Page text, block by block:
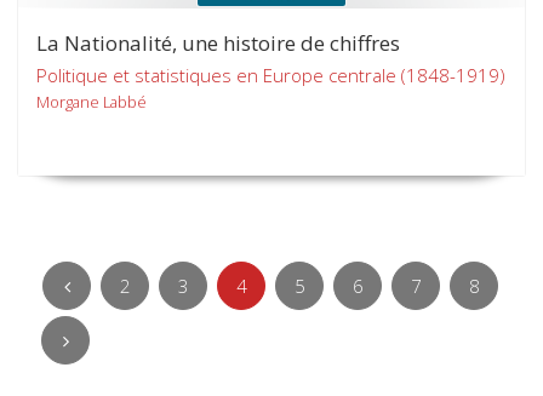
La Nationalité, une histoire de chiffres
Politique et statistiques en Europe centrale (1848-1919)
Morgane Labbé
2 3 4 5 6 7 8